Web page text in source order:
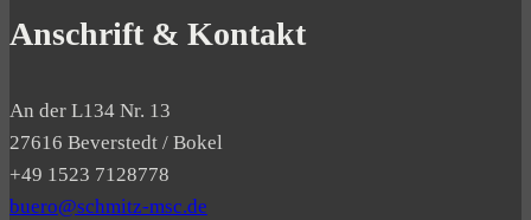
Anschrift & Kontakt
An der L134 Nr. 13
27616 Beverstedt / Bokel
+49 1523 7128778
buero@schmitz-msc.de